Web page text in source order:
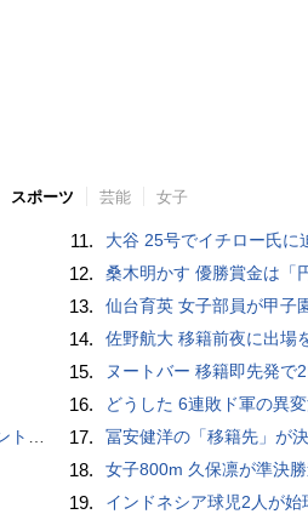
スポーツ 芸能 女子
”時代
11. 大谷 25号でイチロー氏に
12. 桑木明かす 優勝賞金は「
13. 仙台育英 女子部員が甲子
14. 佐野航大 移籍前夜に出場
15. ヌートバー 移籍即先発で
16. どうした 6連敗ド軍の異
17. 冨安健洋の「移籍先」が
18. 女子800m 久保凛が準決
19. インドネシア球児2人が始